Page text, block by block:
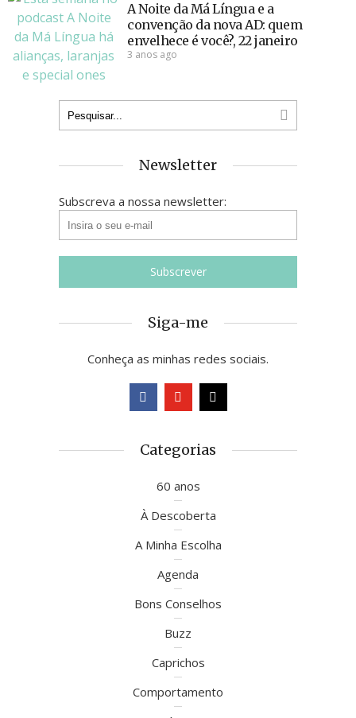
A Noite da Má Língua e a
convenção da nova AD: quem
envelhece é você?, 22 janeiro
3 anos ago
Newsletter
Subscreva a nossa newsletter:
Siga-me
Conheça as minhas redes sociais.
Categorias
60 anos
À Descoberta
A Minha Escolha
Agenda
Bons Conselhos
Buzz
Caprichos
Comportamento